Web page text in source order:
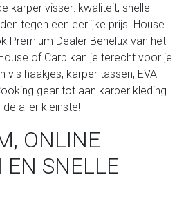
karper visser: kwaliteit, snelle
tegen een eerlijke prijs. House
Premium Dealer Benelux van het
of Carp kan je terecht voor je
vis haakjes, karper tassen, EVA
gear tot aan karper kleding
aller kleinste!
ONLINE
EN SNELLE